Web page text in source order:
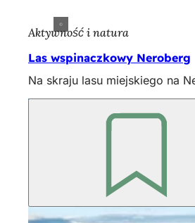
Aktywność i natura
Las wspinaczkowy Neroberg
Na skraju lasu miejskiego na